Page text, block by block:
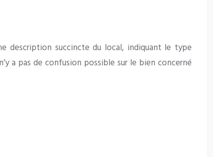
description succincte du local, indiquant le type
a pas de confusion possible sur le bien concerné